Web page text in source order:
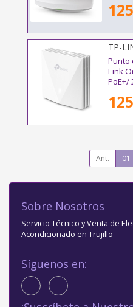
TP-
Punto
Link
PoE+/
ax/
Ant. 01
Sobre Nosotros
Servicio Técnico y Venta de
Acondicionado en Trujillo
Síguenos en: